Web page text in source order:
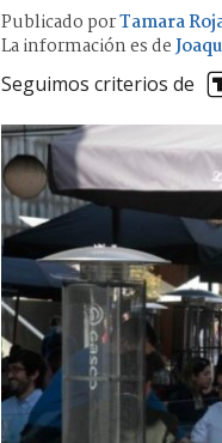
Publicado porTamara
La información es de
Seguimos criterios de